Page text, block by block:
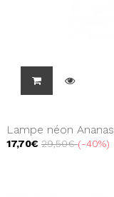
Lampe néon Ananas
17,70€ 29,50€ -40%